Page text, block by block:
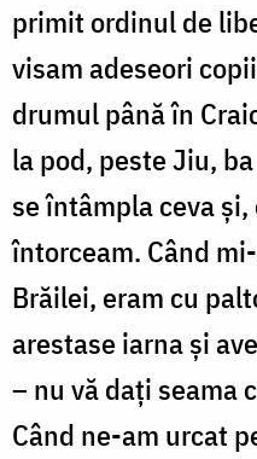
primit ordinul de
visam adeseori
drumul până în
la pod, peste Jiu,
se întâmpla ceva
întorceam. Când
Brăilei, eram cu
arestase iarna şi
– nu vă daţi seama
Când ne-am urcat